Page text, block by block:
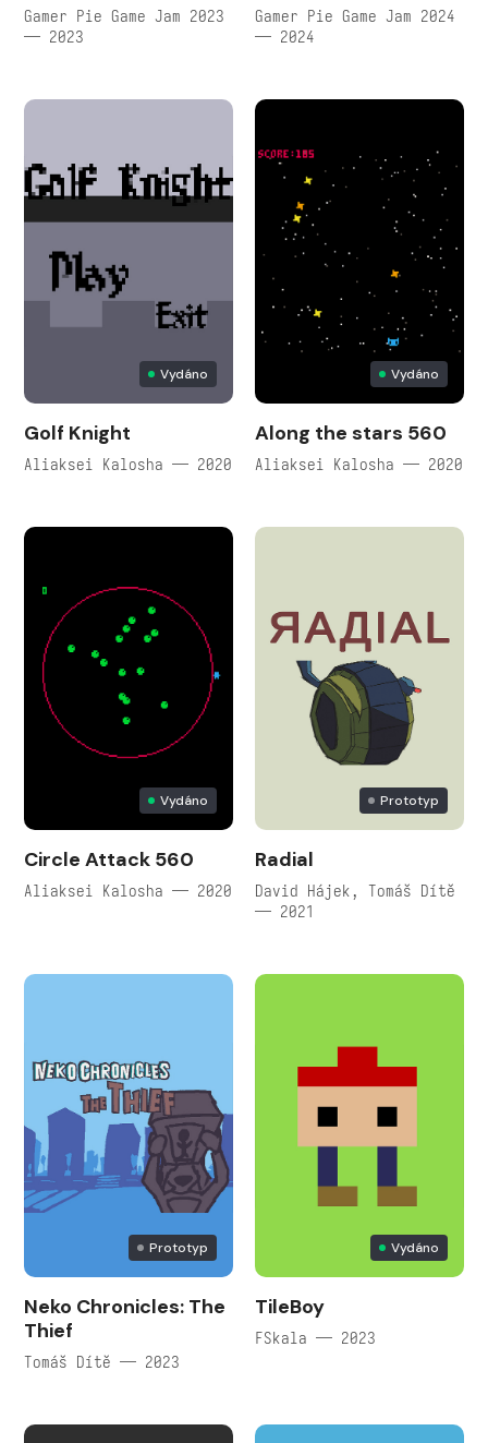
Gamer Pie Game Jam 2023
— 2023
Gamer Pie Game Jam 2024
— 2024
Vydáno
Golf Knight
Aliaksei Kalosha — 2020
Vydáno
Along the stars 560
Aliaksei Kalosha — 2020
Vydáno
Circle Attack 560
Aliaksei Kalosha — 2020
Prototyp
Radial
David Hájek, Tomáš Dítě
— 2021
Prototyp
Neko Chronicles: The
Thief
Tomáš Dítě — 2023
Vydáno
TileBoy
FSkala — 2023